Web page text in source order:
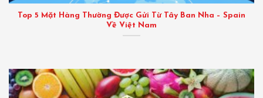
Top 5 Mặt Hàng Thường Được Gửi Từ Tây Ban Nha – Spain
Về Việt Nam